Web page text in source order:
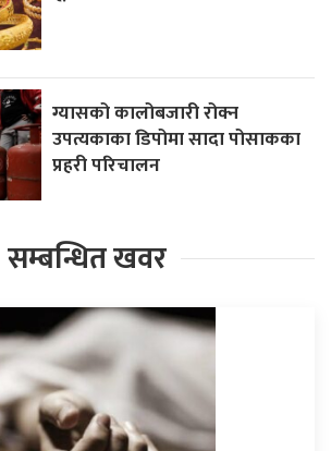
ग्यासको कालोबजारी रोक्न
उपत्यकाका डिपोमा सादा पोसाकका
प्रहरी परिचालन
सम्बन्धित खवर